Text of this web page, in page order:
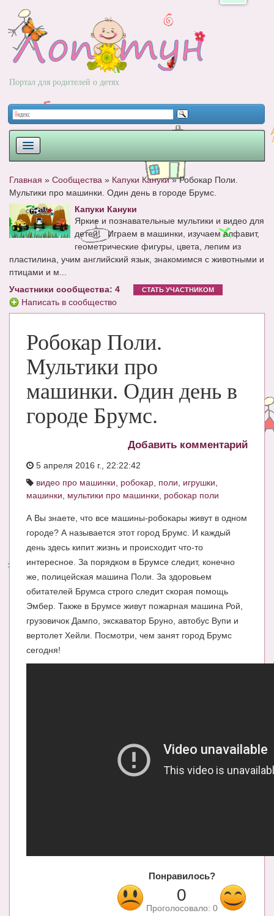
Портал для родителей о детях
РОДЫ
НОВОРОЖДЕННЫЙ
ВОПРОС-ОТВЕТ
ЧАТ
КНИГИ
Рекомендовано
Сказки
МОДА И КРАСОТА
БЛОГИ
БЕРЕМЕННОСТЬ
Календарь беременности
Энциклопедия
МАМИНА БИБЛИОТЕКА
Имена. Святцы
Энциклопедия беременных
Мамина энциклопедия
Главная » Сообщества » Капуки Кануки»Робокар Поли.
Мультики про машинки. Один день в городе Брумс.
Капуки Кануки
Яркие и познавательные мультики и видео для
детей! Играем в машинки, изучаем алфавит,
геометрические фигуры, цвета, лепим из
пластилина, учим английский язык, знакомимся с животными и
птицами и м...
Участники сообщества: 4
СТАТЬ УЧАСТНИКОМ
Написать в сообщество
Робокар Поли.
Мультики про
машинки. Один день в
городе Брумс.
Добавить комментарий
5 апреля 2016 г., 22:22:42
видео про машинки
робокар поли игрушки
машинки
мультики про машинки робокар поли
А Вы знаете, что все машины-робокары живут в одном
городе? А называется этот город Брумс. И каждый
день здесь кипит жизнь и происходит что-то
интересное. За порядком в Брумсе следит, конечно
же, полицейская машина Поли. За здоровьем
обитателей Брумса строго следит скорая помощь
Эмбер. Также в Брумсе живут пожарная машина Рой,
грузовичок Дампо, экскаватор Бруно, автобус Вупи и
вертолет Хейли. Посмотри, чем занят город Брумс
сегодня!
Понравилось?
0
Проголосовало: 0